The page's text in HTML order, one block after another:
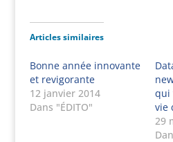
Articles similaires
Bonne année innovante
et revigorante
12 janvier 2014
Dans "ÉDITO"
qui
vie
29